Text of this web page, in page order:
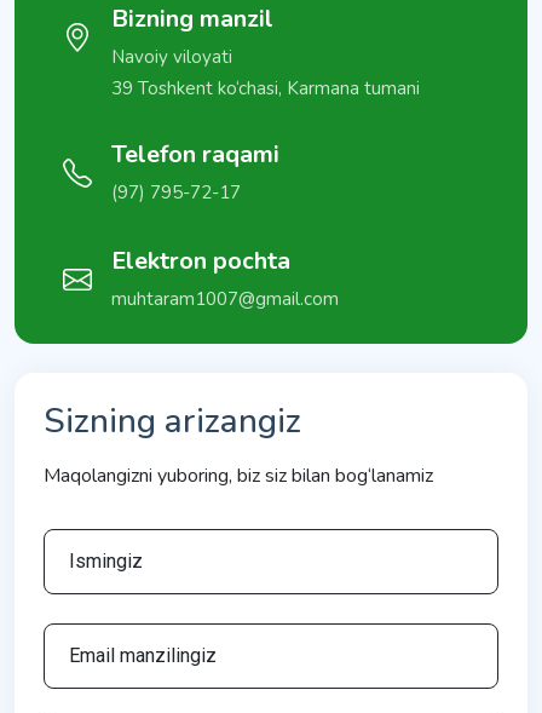
Bizning manzil
Navoiy viloyati
39 Toshkent ko‘chasi, Karmana tumani
Telefon raqami
(97) 795-72-17
Elektron pochta
muhtaram1007@gmail.com
Sizning arizangiz
Maqolangizni yuboring, biz siz bilan bog‘lanamiz